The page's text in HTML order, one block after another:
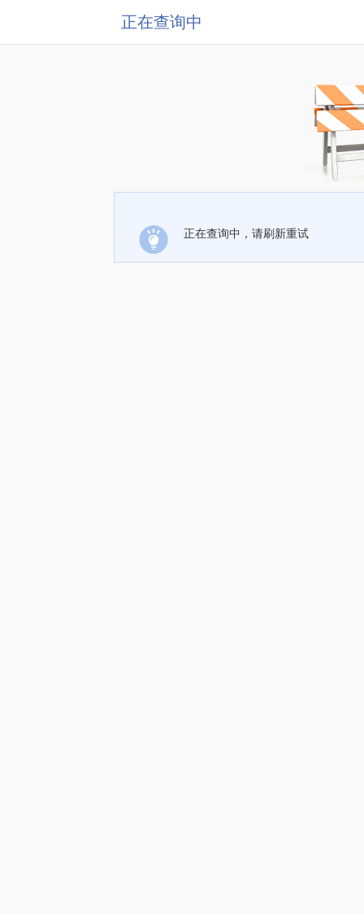
正在查询中
正在查询中，请刷新重试